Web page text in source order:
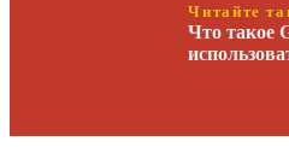
Читайте
Что такое